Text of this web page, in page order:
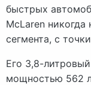
быстрых
McLaren
сегмента, с
Его 3,8-
мощностью 562